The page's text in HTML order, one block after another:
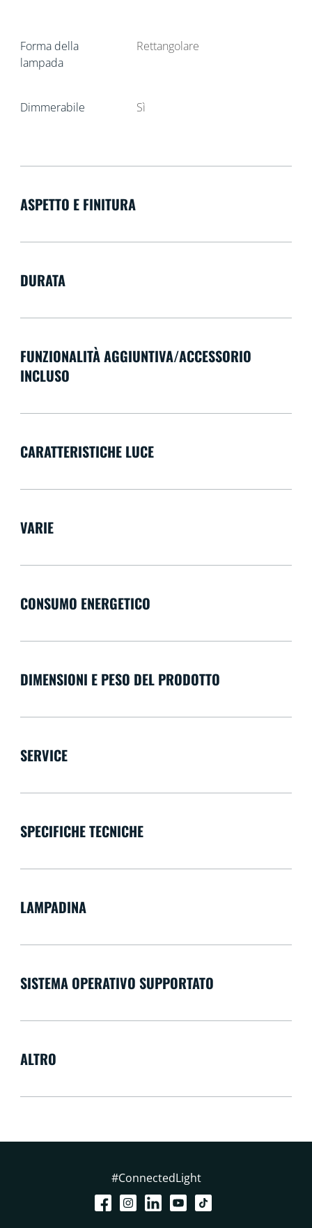
Forma della
lampada
Rettangolare
Dimmerabile Sì
ASPETTO E FINITURA
DURATA
FUNZIONALITÀ AGGIUNTIVA/ACCESSORIO
INCLUSO
CARATTERISTICHE LUCE
VARIE
CONSUMO ENERGETICO
DIMENSIONI E PESO DEL PRODOTTO
SERVICE
SPECIFICHE TECNICHE
LAMPADINA
SISTEMA OPERATIVO SUPPORTATO
ALTRO
#ConnectedLight